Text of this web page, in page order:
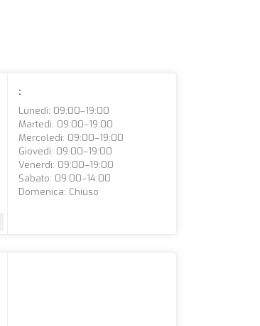
:
Lunedì: 09:00–19:00
Martedì: 09:00–19:00
Mercoledì: 09:00–19:00
Giovedì: 09:00–19:00
Venerdì: 09:00–19:00
Sabato: 09:00–14:00
Domenica: Chiuso